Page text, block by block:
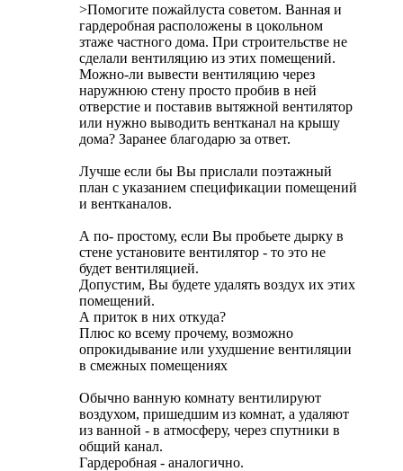
>Помогите пожайлуста советом. Ванная и
гардеробная расположены в цокольном
зтаже частного дома. При строительстве не
сделали вентиляцию из этих помещений.
Можно-ли вывести вентиляцию через
наружнюю стену просто пробив в ней
отверстие и поставив вытяжной вентилятор
или нужно выводить вентканал на крышу
дома? Заранее благодарю за ответ.
Лучше если бы Вы прислали поэтажный
план с указанием спецификации помещений
и вентканалов.
А по- простому, если Вы пробьете дырку в
стене установите вентилятор - то это не
будет вентиляцией.
Допустим, Вы будете удалять воздух их этих
помещений.
А приток в них откуда?
Плюс ко всему прочему, возможно
опрокидывание или ухудшение вентиляции
в смежных помещениях
Обычно ванную комнату вентилируют
воздухом, пришедшим из комнат, а удаляют
из ванной - в атмосферу, через спутники в
общий канал.
Гардеробная - аналогично.